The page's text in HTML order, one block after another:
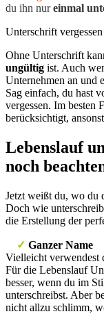
du ihn nureinmal
Unterschrift
Ohne Unterschrift
ungültig ist. Auch
Unternehmen an und
Sag einfach, du hast
vergessen. Im besten
berücksichtigt,
Lebenslauf
noch
Jetzt weißt du, wo du
Doch wie
die Erstellung der
✓ Ganzer Name
Vielleicht verwendest
Für die Lebenslauf
besser, wenn du im
unterschreibst. Aber
nicht allzu schlimm,